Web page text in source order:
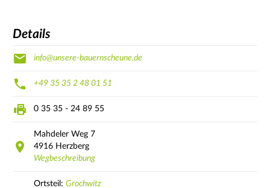
Details
info@unsere-bauernscheune.de
+49 35 35 2 48 01 51
0 35 35 - 24 89 55
Mahdeler Weg 7
4916 Herzberg
Wegbeschreibung
Ortsteil: Grochwitz